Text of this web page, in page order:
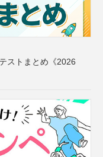
ストまとめ《2026